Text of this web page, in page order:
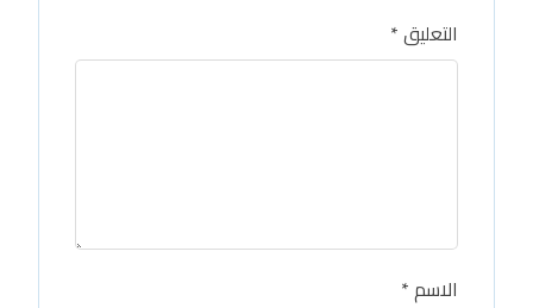
التعليق*
الاسم*